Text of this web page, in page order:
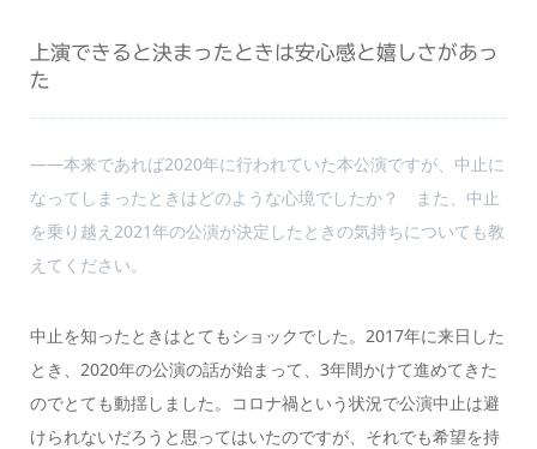
上演できると決まったときは安心感と嬉しさがあっ
た
――本来であれば2020年に行われていた本公演ですが、中止に
なってしまったときはどのような心境でしたか？ また、中止
を乗り越え2021年の公演が決定したときの気持ちについても教
えてください。
中止を知ったときはとてもショックでした。2017年に来日した
とき、2020年の公演の話が始まって、3年間かけて進めてきた
のでとても動揺しました。コロナ禍という状況で公演中止は避
けられないだろうと思ってはいたのですが、それでも希望を持